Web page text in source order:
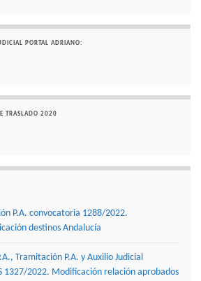
PORTAL ADRIANO:
TRASLADO 2020
P.A. convocatoria 1288/2022.
destinos Andalucía
Tramitación P.A. y Auxilio Judicial
1327/2022. Modificación relación aprobados